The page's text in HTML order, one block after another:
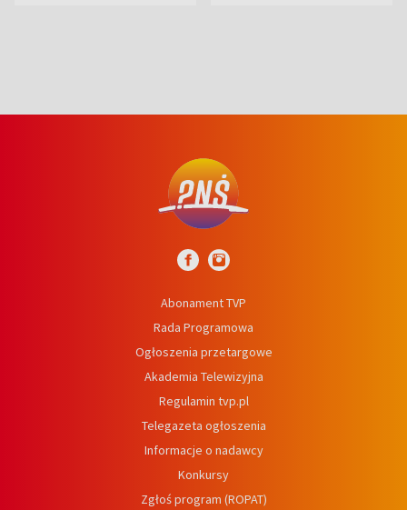
Abonament TVP
Rada Programowa
Ogłoszenia przetargowe
Akademia Telewizyjna
Regulamin tvp.pl
Telegazeta ogłoszenia
Informacje o nadawcy
Konkursy
Zgłoś program (ROPAT)